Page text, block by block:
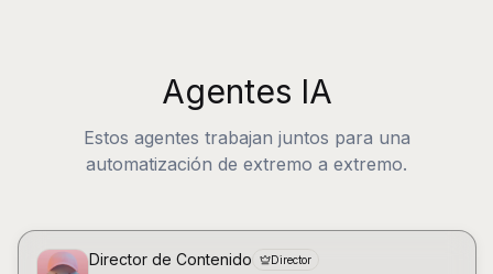
Agentes IA
Estos agentes trabajan juntos para una
automatización de extremo a extremo.
Director de Contenido Director